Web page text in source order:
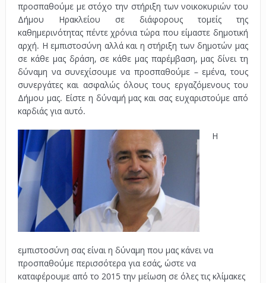
προσπαθούμε με στόχο την στήριξη των νοικοκυριών του
Δήμου Ηρακλείου σε διάφορους τομείς της
καθημερινότητας πέντε χρόνια τώρα που είμαστε δημοτική
αρχή. Η εμπιστοσύνη αλλά και η στήριξη των δημοτών μας
σε κάθε μας δράση, σε κάθε μας παρέμβαση, μας δίνει τη
δύναμη να συνεχίσουμε να προσπαθούμε – εμένα, τους
συνεργάτες και ασφαλώς όλους τους εργαζόμενους του
Δήμου μας. Είστε η δύναμή μας και σας ευχαριστούμε από
καρδιάς για αυτό.
Η
εμπιστοσύνη σας είναι η δύναμη που μας κάνει να
προσπαθούμε περισσότερα για εσάς, ώστε να
καταφέρουμε από το 2015 την μείωση σε όλες τις κλίμακες